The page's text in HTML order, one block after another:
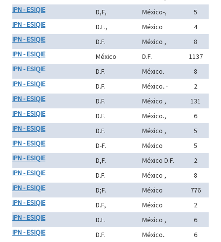
IPN - ESIQIE
D,F, México-,
5
IPN - ESIQIE
D.F., México
4
IPN - ESIQIE
D.F. México ,
8
IPN - ESIQIE
México D.F.
1137
IPN - ESIQIE
D.F. México.
8
IPN - ESIQIE
D.F. México..-
2
IPN - ESIQIE
D.F. México ,
131
IPN - ESIQIE
D.F. México.,
6
IPN - ESIQIE
D.F. México ,
5
IPN - ESIQIE
D-F. México
5
IPN - ESIQIE
D,F. México D.F.
2
IPN - ESIQIE
D.F. México ,
8
IPN - ESIQIE
D;F. México
776
IPN - ESIQIE
D.F, México
2
IPN - ESIQIE
D.F. México ,
6
IPN - ESIQIE
D.F. México..
6